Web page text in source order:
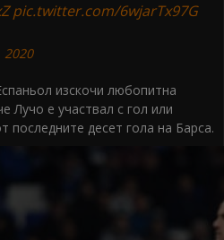
pic.twitter.com/6wjarTx97G
2020
изскочи любопитна
Лучо е участвал с гол или
последните десет гола на Барса.